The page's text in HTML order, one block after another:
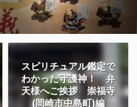
スピリチュアル鑑定で
わかった守護神！ 弁
天様へご挨拶 崇福寺
(岡崎市中島町)編